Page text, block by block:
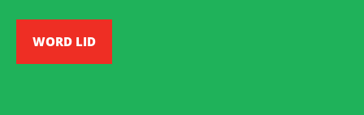
WORD LID